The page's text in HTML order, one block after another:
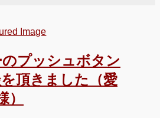
プッシュボタン
頂きました（愛